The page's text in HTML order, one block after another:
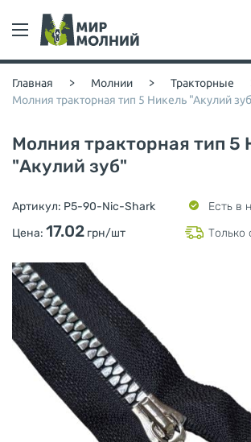
Главная > Молнии > Тракторные
Молния тракторная тип 5 Никель "Акулий
Молния тракторная тип 5
"Акулий зуб"
Артикул: P5-90-Nic-Shark
Есть в
Цена: 17.02 грн/шт Только